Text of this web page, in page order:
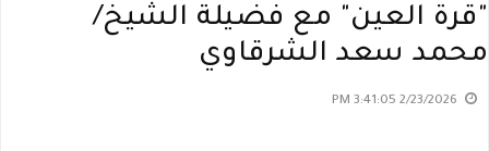
"قرة العين" مع فضيلة الشيخ/
محمد سعد الشرقاوي
2/23/2026 3:41:05 PM